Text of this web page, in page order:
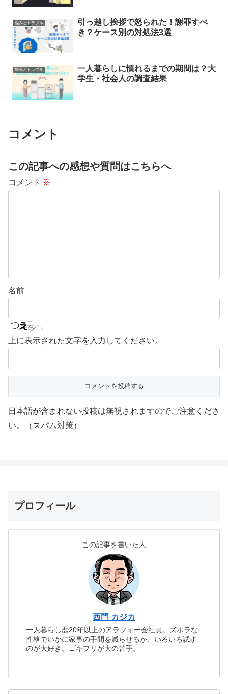
悩みとトラブル
引っ越し挨拶で怒られた！謝罪すべ
き？ケース別の対処法3選
悩みとトラブル
一人暮らしに慣れるまでの期間は？大
学生・社会人の調査結果
コメント
この記事への感想や質問はこちらへ
コメント ※
名前
上に表示された文字を入力してください。
日本語が含まれない投稿は無視されますのでご注意くださ
い。（スパム対策）
プロフィール
この記事を書いた人
西門 カジカ
一人暮らし歴20年以上のアラフォー会社員。ズボラな
性格でいかに家事の手間を減らせるか、いろいろ試す
のが大好き。ゴキブリが大の苦手。